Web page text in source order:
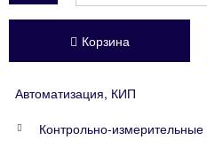
Корзина
Автоматизация, КИП
Контрольно-